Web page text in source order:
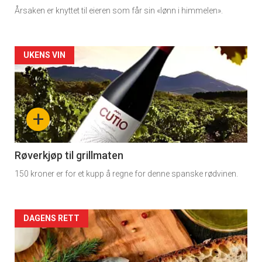
Årsaken er knyttet til eieren som får sin «lønn i himmelen».
Artikler
detail
-
section
11
Dagens
rett
+
UKENS VIN
Røverkjøp til grillmaten
150 kroner er for et kupp å regne for denne spanske rødvinen.
Artikler
detail
DAGENS RETT